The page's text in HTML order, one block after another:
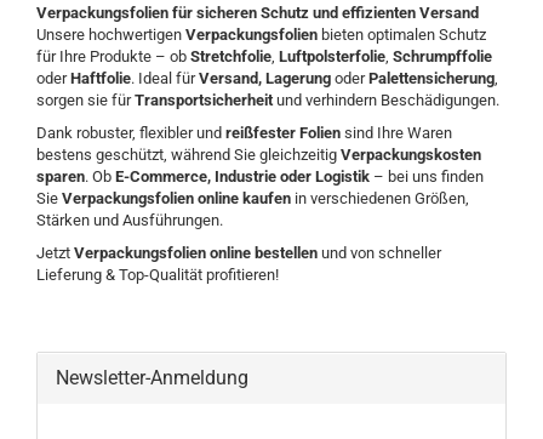
Verpackungsfolien für sicheren Schutz und effizienten Versand
Unsere hochwertigen Verpackungsfolien bieten optimalen Schutz
für Ihre Produkte – ob Stretchfolie, Luftpolsterfolie, Schrumpffolie
oderHaftfolie. Ideal fürVersand, Lagerung oderPalettensicherung,
sorgen sie fürTransportsicherheitund verhindern Beschädigungen.
Dank robuster, flexibler und reißfester Folien sind Ihre Waren
bestens geschützt, während Sie gleichzeitig Verpackungskosten
sparen. Ob E-Commerce, Industrie oder Logistik – bei uns finden
Sie Verpackungsfolien online kaufen in verschiedenen Größen,
Stärken und Ausführungen.
Jetzt Verpackungsfolien online bestellen und von schneller
Lieferung & Top-Qualität profitieren!
Newsletter-Anmeldung